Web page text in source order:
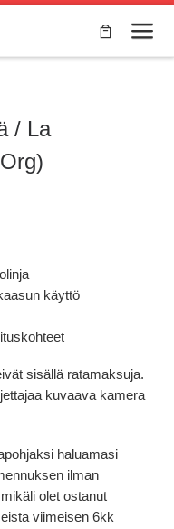
/ La
käyttö
sisällä ratamaksuja.
kuvaava kamera
haluamasi
ilman
olet ostanut
viimeisen 6kk